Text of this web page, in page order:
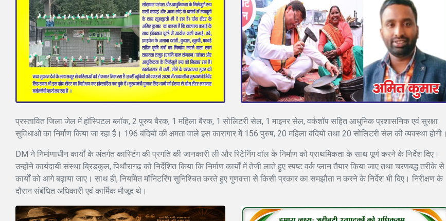
प्रस्तावित जिला जेल में हॉस्पिटल ब्लॉक, 2 पुरुष बैरक, 1 महिला बैरक, 1 सोलिटरी सेल, 1 माइनर सेल, वर्कशॉप सहित आधुनिक प्रशासनिक एवं सुरक्षा
सुविधाओं का निर्माण किया जा रहा है। 196 बंदियों की क्षमता वाले इस कारागार में 156 पुरुष, 20 महिला बंदियों तथा 20 सोलिटरी सेल की व्यवस्था होगी।
DM ने निर्माणाधीन कार्यों के अंतर्गत कास्टिंग की प्रगति की जानकारी ली और रिटेनिंग वॉल के निर्माण को प्राथमिकता के साथ पूर्ण करने के निर्देश दिए।
उन्होंने कार्यदायी संस्था ब्रिडकुल, पिथौरागढ़ को निर्देशित किया कि निर्माण कार्यों में तेजी लाते हुए स्पष्ट वर्क प्लान तैयार किया जाए तथा चरणबद्ध तरीके से
कार्यों को आगे बढ़ाया जाए। साथ ही, नियमित मॉनिटरिंग सुनिश्चित करते हुए गुणवत्ता से किसी प्रकार का समझौता न करने के निर्देश भी दिए। निरीक्षण के
दौरान संबंधित अधिकारी एवं कार्मिक मौजूद थे।